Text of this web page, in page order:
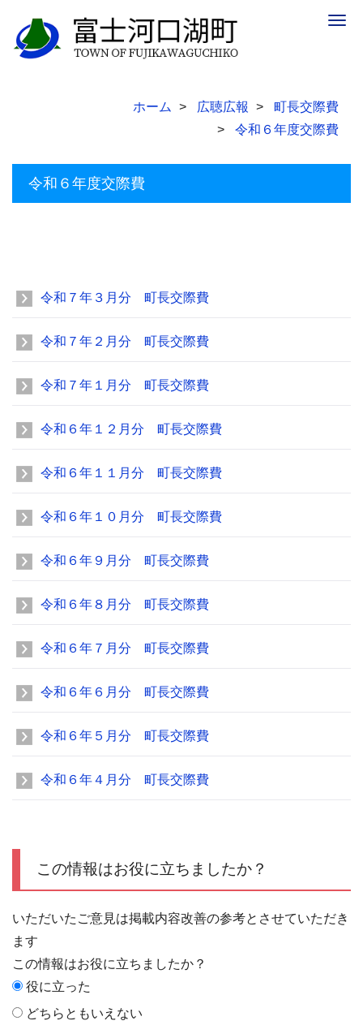
ホーム 広聴広報
町長交際費
令和６年度交際費
令和６年度交際費
令和７年３月分 町長交際費
令和７年２月分 町長交際費
令和７年１月分 町長交際費
令和６年１２月分 町長交際費
令和６年１１月分 町長交際費
令和６年１０月分 町長交際費
令和６年９月分 町長交際費
令和６年８月分 町長交際費
令和６年７月分 町長交際費
令和６年６月分 町長交際費
令和６年５月分 町長交際費
令和６年４月分 町長交際費
この情報はお役に立ちましたか？
いただいたご意見は掲載内容改善の参考とさせていただき
ます
この情報はお役に立ちましたか？
役に立った
どちらともいえない